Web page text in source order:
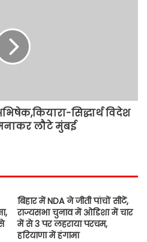
सिद्धार्थ विदेश
लौटे मुंबई
बिहार में NDA ने जीती पांचों सीटें,
राज्यसभा चुनाव में ओडिशा में चार
में से 3 पर लहराया परचम,
हरियाणा में हंगामा